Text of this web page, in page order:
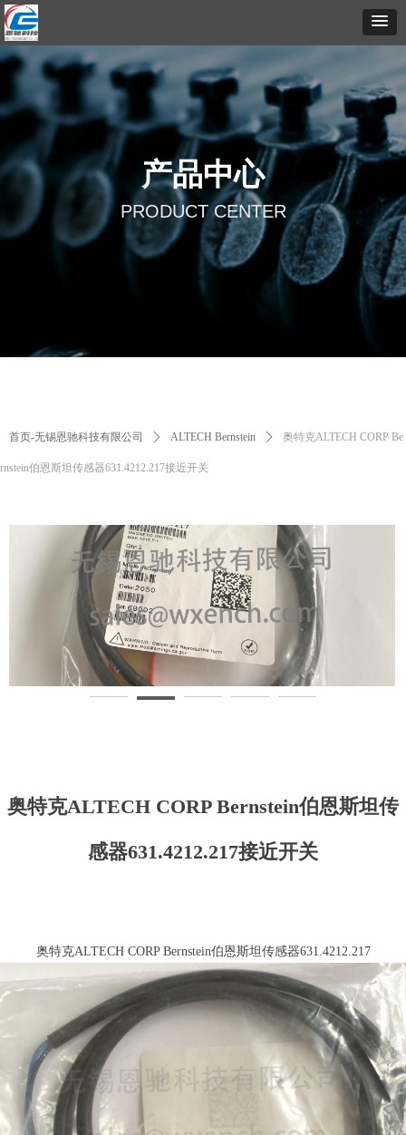
首页-无锡恩驰科技有限公司 ꄲ ALTECH Bernstein ꄲ 奥特克ALTECH CORP Be
rnstein伯恩斯坦传感器631.4212.217接近开关
奥特克ALTECH CORP Bernstein伯恩斯坦传
感器631.4212.217接近开关
奥特克ALTECH CORP Bernstein伯恩斯坦传感器631.4212.217
产品中心
PRODUCT CENTER